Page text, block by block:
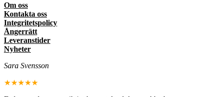
Om oss
Kontakta oss
Integritetspolicy
Ångerrätt
Leveranstider
Nyheter
Sara Svensson
★★★★★